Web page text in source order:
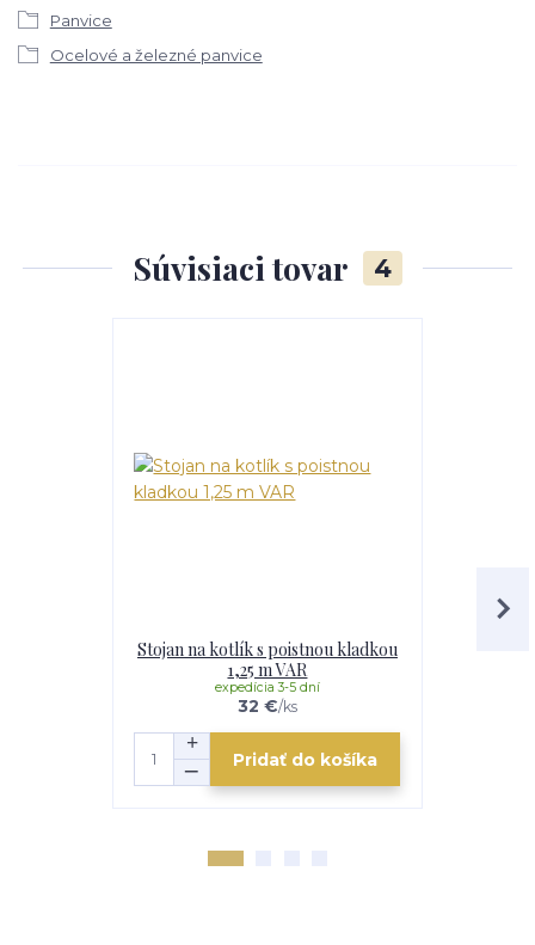
Panvice
Ocelové a železné panvice
Súvisiaci tovar 4
Stojan na kotlík s poistnou kladkou
1,25 m VAR
32 €/ks
expedícia 3-5 dní
Pridať do košíka